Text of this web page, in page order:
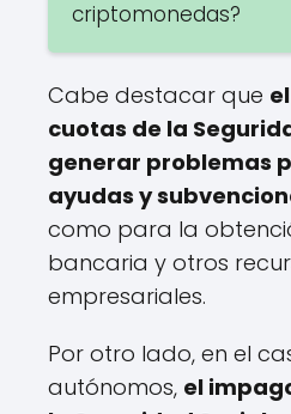
criptomonedas?
Cabe destacar que
cuotas de la
generar problemas
ayudas y
como para la
bancaria y otros
empresariales.
Por otro lado, en el
autónomos, el